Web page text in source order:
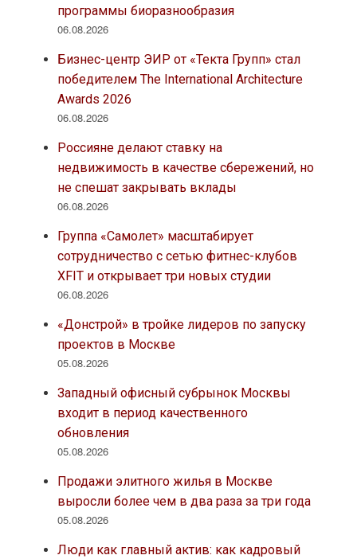
программы биоразнообразия
06.08.2026
Бизнес-центр ЭИР от «Текта Групп» стал
победителем The International Architecture
Awards 2026
06.08.2026
Россияне делают ставку на
недвижимость в качестве сбережений, но
не спешат закрывать вклады
06.08.2026
Группа «Самолет» масштабирует
сотрудничество с сетью фитнес-клубов
XFIT и открывает три новых студии
06.08.2026
«Донстрой» в тройке лидеров по запуску
проектов в Москве
05.08.2026
Западный офисный субрынок Москвы
входит в период качественного
обновления
05.08.2026
Продажи элитного жилья в Москве
выросли более чем в два раза за три года
05.08.2026
Люди как главный актив: как кадровый